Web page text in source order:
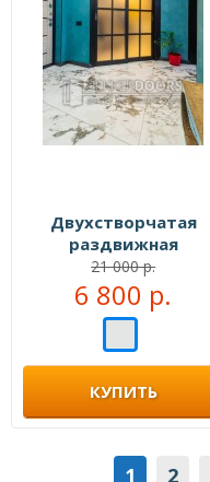
Двухстворчатая
раздвижная
перегородка №111555
21 000 р.
6 800 р.
КУПИТЬ
1 2